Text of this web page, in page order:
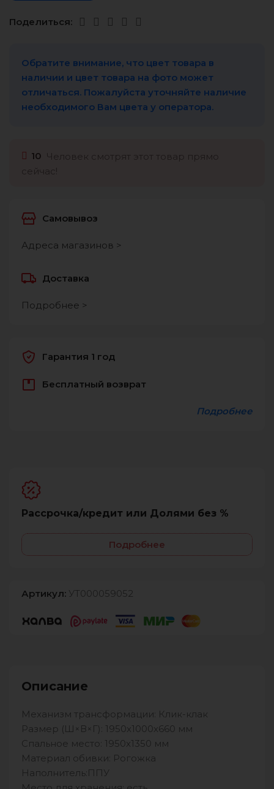
Поделиться:
Обратите внимание, что цвет товара в
наличии и цвет товара на фото может
отличаться. Пожалуйста уточняйте наличие
необходимого Вам цвета у оператора.
10
Самовывоз
Адреса магазинов >
Доставка
Подробнее >
Гарантия 1 год
Бесплатный возврат
Подробнее
Рассрочка/кредит или Долями без %
Подробнее
Артикул: УТ000059052
Описание
Механизм трансформации: Клик-клак
Размер (Ш×В×Г): 1950х1000х660 мм
Спальное место: 1950х1350 мм
Материал обивки: Рогожка
Наполнитель:ППУ